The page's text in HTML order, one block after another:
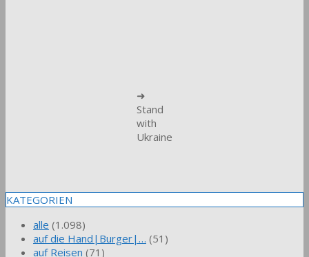
➜
Stand
with
Ukraine
KATEGORIEN
alle (1.098)
auf die Hand|Burger|… (51)
auf Reisen (71)